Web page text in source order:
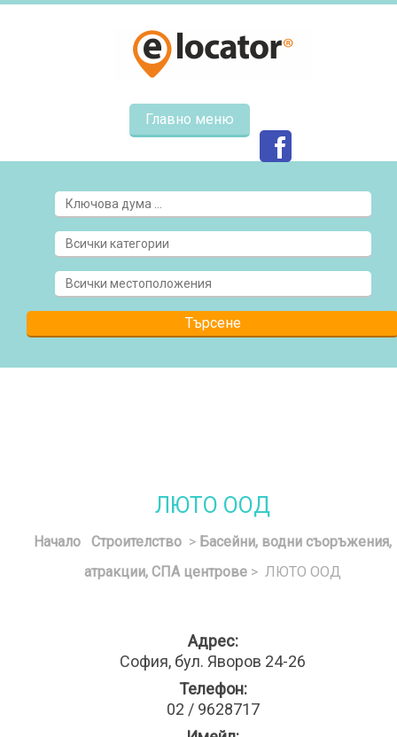
Главно меню
ЛЮТО ООД
Начало Строителство > Басейни, водни съоръжения,
атракции, СПА центрове > ЛЮТО ООД
Адрес:
София, бул. Яворов 24-26
Телефон:
02 / 9628717